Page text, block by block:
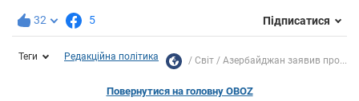
32 5 Підписатися
Теги Редакційна політика Світ Азербайджан заявив про...
Повернутися на головну OBOZ